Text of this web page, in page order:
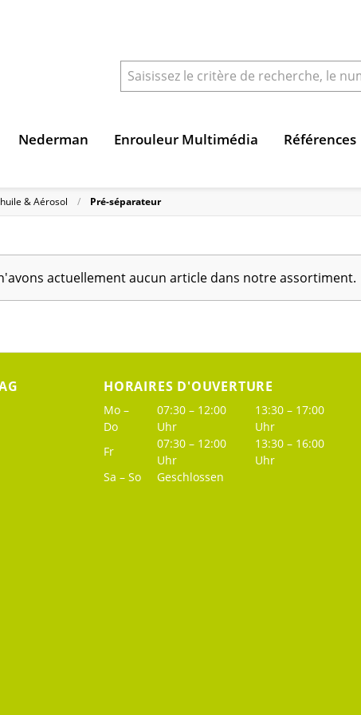
Nederman Enrouleur Multimédia Références
& Aérosol Pré-séparateur
actuellement aucun article dans notre assortiment.
HORAIRES D'OUVERTURE
Mo –
Do
07:30 – 12:00
Uhr
13:30 – 17:00
Uhr
Fr
07:30 – 12:00
Uhr
13:30 – 16:00
Uhr
Sa – So
Geschlossen